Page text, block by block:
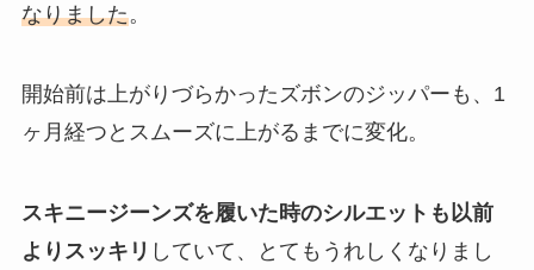
なりました。
開始前は上がりづらかったズボンのジッパーも、1
ヶ月経つとスムーズに上がるまでに変化。
スキニージーンズを履いた時のシルエットも以前
よりスッキリ していて、とてもうれしくなりまし